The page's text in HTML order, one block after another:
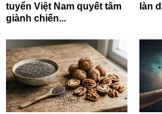
tuyển Việt Nam quyết tâm
giành chiến...
làn